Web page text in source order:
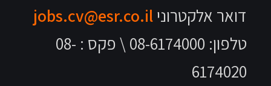
דואר אלקטרוניjobs.cv@esr.co.il
טלפון: 08-6174000 \ פקס : 08-
6174020